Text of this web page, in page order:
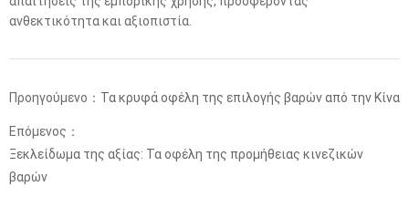
ανθεκτικότητα και αξιοπιστία.
Προηγούμενο： Τα κρυφά οφέλη της επιλογής βαρών από την Κίνα
Επόμενος：
Ξεκλείδωμα της αξίας: Τα οφέλη της προμήθειας κινεζικών
βαρών